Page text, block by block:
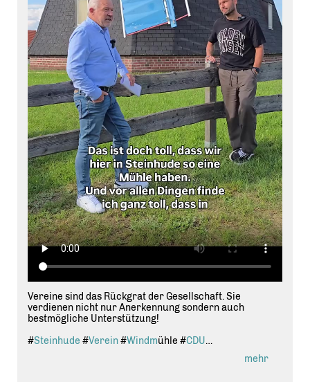
Vereine sind das Rückgrat der Gesellschaft. Sie
verdienen nicht nur Anerkennung sondern auch
bestmögliche Unterstützung!
#Steinhude #Verein#Windmühle #CDU
mehr